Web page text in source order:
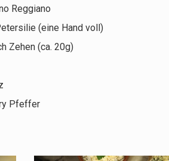
Reggiano
(eine Hand voll)
Zehen (ca. 20g)
Pfeffer